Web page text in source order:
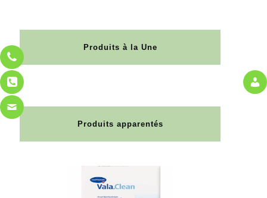
Produits à la Une
Produits apparentés